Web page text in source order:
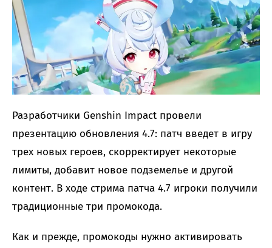
Разработчики Genshin Impact провели
презентацию обновления 4.7: патч введет в игру
трех новых героев, скорректирует некоторые
лимиты, добавит новое подземелье и другой
контент. В ходе стрима патча 4.7 игроки получили
традиционные три промокода.
Как и прежде, промокоды нужно активировать